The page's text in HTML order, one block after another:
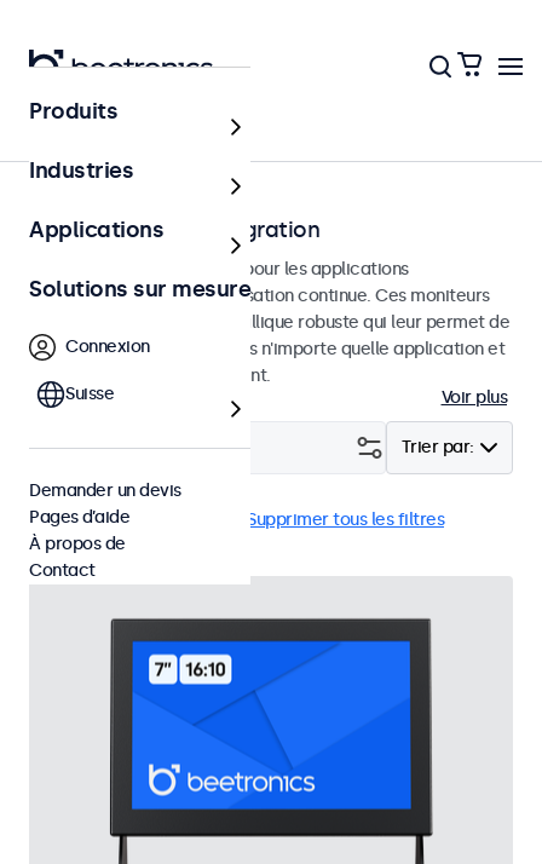
Accueil
Moniteurs pour l'intégration
Moniteurs intégrés conçus pour les applications
professionnelles et une utilisation continue. Ces moniteurs
disposent d'un châssis métallique robuste qui leur permet de
s'intégrer parfaitement dans n'importe quelle application et
n'importe quel environnement.
Voir plus
Trier par:
Filtrer (19)
Encastrable Supprimer tous les filtres
Produits
Industries
Applications
Solutions sur mesure
Connexion
Suisse
Demander un devis
Pages d’aide
À propos de
Contact